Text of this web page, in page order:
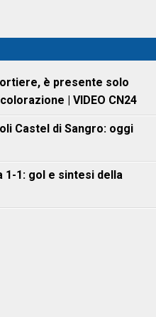
è presente solo
| VIDEO CN24
Castel di Sangro: oggi
1-1: gol e sintesi della